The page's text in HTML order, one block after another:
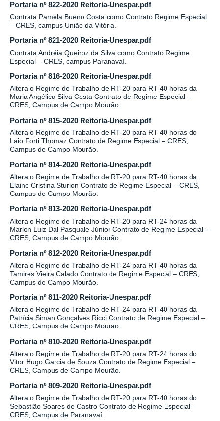
Portaria nº 822-2020 Reitoria-Unespar.pdf
Contrata Pamela Bueno Costa como Contrato Regime Especial
– CRES, campus União da Vitória.
Portaria nº 821-2020 Reitoria-Unespar.pdf
Contrata Andréia Queiroz da Silva como Contrato Regime
Especial – CRES, campus Paranavaí.
Portaria nº 816-2020 Reitoria-Unespar.pdf
Altera o Regime de Trabalho de RT-20 para RT-40 horas da
Maria Angélica Silva Costa Contrato de Regime Especial –
CRES, Campus de Campo Mourão.
Portaria nº 815-2020 Reitoria-Unespar.pdf
Altera o Regime de Trabalho de RT-20 para RT-40 horas do
Laio Forti Thomaz Contrato de Regime Especial – CRES,
Campus de Campo Mourão.
Portaria nº 814-2020 Reitoria-Unespar.pdf
Altera o Regime de Trabalho de RT-20 para RT-40 horas da
Elaine Cristina Sturion Contrato de Regime Especial – CRES,
Campus de Campo Mourão.
Portaria nº 813-2020 Reitoria-Unespar.pdf
Altera o Regime de Trabalho de RT-20 para RT-24 horas da
Marlon Luiz Dal Pasquale Júnior Contrato de Regime Especial –
CRES, Campus de Campo Mourão.
Portaria nº 812-2020 Reitoria-Unespar.pdf
Altera o Regime de Trabalho de RT-24 para RT-40 horas da
Tamires Vieira Calado Contrato de Regime Especial – CRES,
Campus de Campo Mourão.
Portaria nº 811-2020 Reitoria-Unespar.pdf
Altera o Regime de Trabalho de RT-24 para RT-40 horas da
Patrícia Siman Gonçalves Ricci Contrato de Regime Especial –
CRES, Campus de Campo Mourão.
Portaria nº 810-2020 Reitoria-Unespar.pdf
Altera o Regime de Trabalho de RT-20 para RT-24 horas do
Vitor Hugo Garcia de Souza Contrato de Regime Especial –
CRES, Campus de Campo Mourão.
Portaria nº 809-2020 Reitoria-Unespar.pdf
Altera o Regime de Trabalho de RT-20 para RT-40 horas do
Sebastião Soares de Castro Contrato de Regime Especial –
CRES, Campus de Paranavaí.